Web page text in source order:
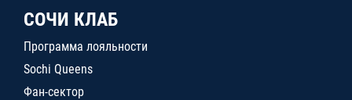
СОЧИ КЛАБ
Программа лояльности
Sochi Queens
Фан-сектор